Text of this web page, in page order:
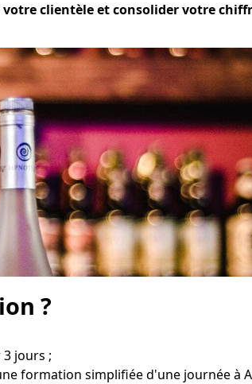
clientèle et consolider votre
?
jours ;
formation simplifiée d'une journée à